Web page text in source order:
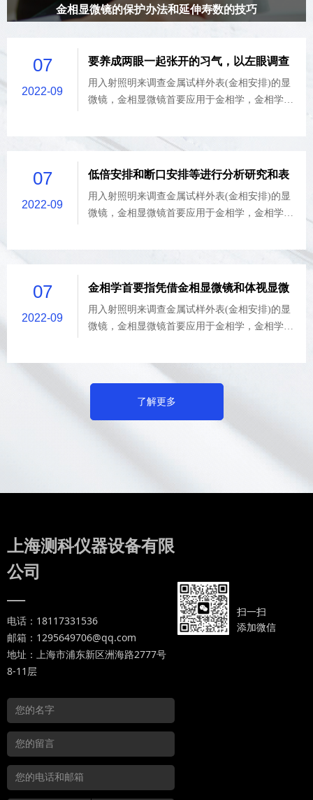
金相显微镜的保护办法和延伸寿数的技巧
用入射照明来调查金属试样外表(金相安排)的显微镜，金相显微镜
首要应用于金相学，金相学首要指凭借金相显微镜和体视显微镜等
对资料显微安排、低倍安排和断口安排等进行分析研究和表征的资
料学科分支，既包含资料显微安排的成像及其定性、定量表征，亦
包含必要的样品制备、预备和取样办法。其首要反映和表征构成资
料的相和安排组成物、晶粒（亦包括可能存在的亚晶）、非金属夹
取向、空间排布状况等。
要养成两眼一起张开的习气，以左眼调查
视界，右眼用以绘图
用入射照明来调查金属试样外表(金相安排)的显
微镜，金相显微镜首要应用于金相学，金相学首
征的资料学科分支，既包含资料显微安排的成像
及其定性、定量表征，亦包含必要的样品制备、
预备和取样办法。其首要反映和表征构成资料的
相和安排组成物、晶粒（亦包括可能存在的亚
晶）、非金属夹杂物甚至某些晶体缺陷（例如位
布状况等。
07
2022-09
07
2022-09
低倍安排和断口安排等进行分析研究和表
征的资料学科分支
用入射照明来调查金属试样外表(金相安排)的显
微镜，金相显微镜首要应用于金相学，金相学首
征的资料学科分支，既包含资料显微安排的成像
及其定性、定量表征，亦包含必要的样品制备、
预备和取样办法。其首要反映和表征构成资料的
相和安排组成物、晶粒（亦包括可能存在的亚
晶）、非金属夹杂物甚至某些晶体缺陷（例如位
07
2022-09
金相学首要指凭借金相显微镜和体视显微
镜等对资料显微安排
用入射照明来调查金属试样外表(金相安排)的显
微镜，金相显微镜首要应用于金相学，金相学首
征的资料学科分支，既包含资料显微安排的成像
及其定性、定量表征，亦包含必要的样品制备、
预备和取样办法。其首要反映和表征构成资料的
相和安排组成物、晶粒（亦包括可能存在的亚
晶）、非金属夹杂物甚至某些晶体缺陷（例如位
错）的数量、形貌、巨细、分布、取向、空间排
布状况等。
了解更多
上海测科仪器设备有限
公司
—
电话：18117331536
邮箱：1295649706@qq.com
地址：上海市浦东新区洲海路2777号
8-11层
扫一扫
添加微信